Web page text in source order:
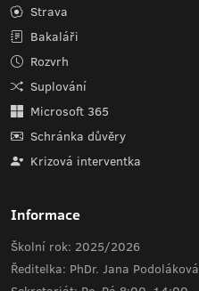
Strava
Bakaláři
Rozvrh
Suplování
Microsoft 365
Schránka důvěry
Krizová interventka
Informace
Školní rok: 2025/2026
Ředitelka: PhDr. Jana Podoláková